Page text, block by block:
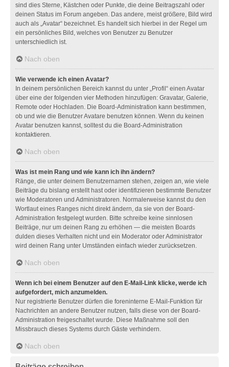
sind dies Sterne, Kästchen oder Punkte, die deine Beitragszahl oder
deinen Status im Forum angeben. Das andere, meist größere, Bild wird
auch als „Avatar“ bezeichnet. Es handelt sich hierbei in der Regel um
ein persönliches Bild, welches von Benutzer zu Benutzer
unterschiedlich ist.
Nach oben
Wie verwende ich einen Avatar?
In deinem persönlichen Bereich kannst du unter „Profil“ einen Avatar
über eine der folgenden vier Methoden hinzufügen: Gravatar, Galerie,
Remote oder Hochladen. Die Board-Administration kann bestimmen,
ob und wie die Benutzer Avatare benutzen können. Wenn du keinen
Avatar benutzen kannst, solltest du die Board-Administration
kontaktieren.
Nach oben
Was ist mein Rang und wie kann ich ihn ändern?
Ränge, die unter deinem Benutzernamen stehen, zeigen an, wie viele
Beiträge du bislang erstellt hast oder identifizieren bestimmte Benutzer
wie Moderatoren und Administratoren. Normalerweise kannst du den
Wortlaut eines Ranges nicht direkt ändern, da sie von der Board-
Administration festgelegt wurden. Bitte schreibe keine sinnlosen
Beiträge, nur um deinen Rang zu erhöhen — die meisten Boards
dulden dieses Verhalten nicht und ein Moderator oder Administrator
wird deinen Rang unter Umständen einfach wieder zurücksetzen.
Nach oben
Wenn ich bei einem Benutzer auf den E-Mail-Link klicke, werde ich
aufgefordert, mich anzumelden.
Nur registrierte Benutzer dürfen die foreninterne E-Mail-Funktion für
Nachrichten an andere Benutzer nutzen, falls diese von der Board-
Administration freigeschaltet wurde. Diese Maßnahme soll den
Missbrauch dieses Systems durch Gäste verhindern.
Nach oben